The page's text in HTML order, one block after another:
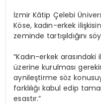
İzmir Kâtip Çelebi
Köse, kadın-erkek
zeminde tartışıldığını
“Kadın-erkek arasındaki
üzerine kurulması
aynileştirme söz
farklılığı kabul edip
esastır.”